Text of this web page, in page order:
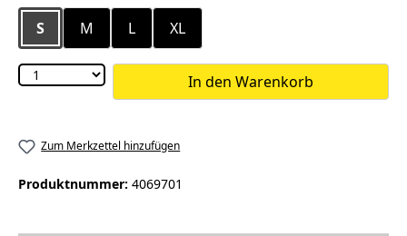
S
M L XL
In den Warenkorb
Zum Merkzettel hinzufügen
Produktnummer: 4069701